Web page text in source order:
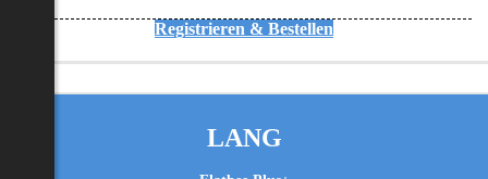
Registrieren & Bestellen
LANG